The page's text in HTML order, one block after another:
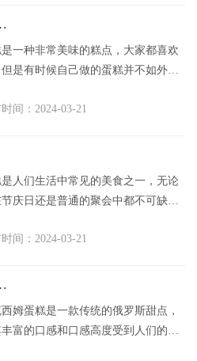
软好吃
一种非常美味的糕点，大家都喜欢
是有时候自己做的蛋糕并不如外面
面，我就来介绍一下，蛋糕
间：2024-03-21
人们生活中常见的美食之一，无论
庆日还是普通的聚会中都不可缺
腻、好看的蛋糕常常是他们
间：2024-03-21
怎么样
姆蛋糕是一款传统的俄罗斯甜点，
丰富的口感和口感高度受到人们的喜